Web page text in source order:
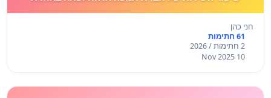
חני כהן
61 חתימות
2 חתימות / 2026
10 Nov 2025